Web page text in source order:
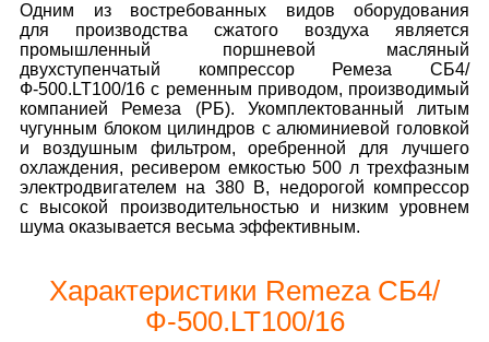
Одним из востребованных видов оборудования
для производства сжатого воздуха является
промышленный поршневой масляный
двухступенчатый компрессор Ремеза СБ4/
Ф-500.LT100/16 с ременным приводом, производимый
компанией Ремеза (РБ). Укомплектованный литым
чугунным блоком цилиндров с алюминиевой головкой
и воздушным фильтром, оребренной для лучшего
охлаждения, ресивером емкостью 500 л трехфазным
электродвигателем на 380 В, недорогой компрессор
с высокой производительностью и низким уровнем
шума оказывается весьма эффективным.
Характеристики Remeza СБ4/
Ф-500.LT100/16